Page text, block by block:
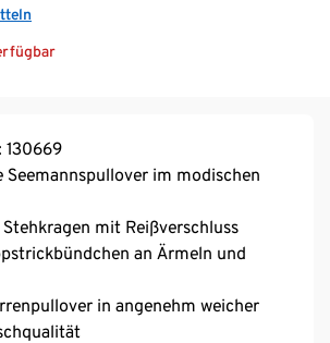
130669
Seemannspullover im modischen
mit Reißverschluss
an Ärmeln und
in angenehm weicher